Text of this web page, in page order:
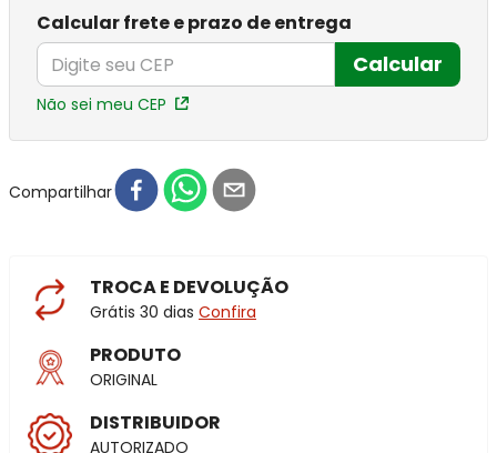
Calcular frete e prazo de entrega
Calcular
Não sei meu CEP
Compartilhar
TROCA E DEVOLUÇÃO
Grátis 30 dias Confira
PRODUTO
ORIGINAL
DISTRIBUIDOR
AUTORIZADO